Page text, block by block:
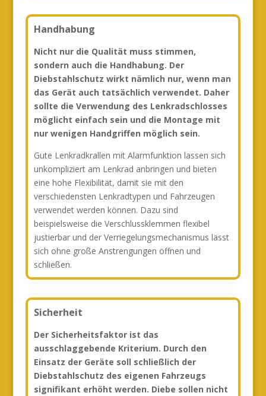
Handhabung
Nicht nur die Qualität muss stimmen,
sondern auch die Handhabung. Der
Diebstahlschutz wirkt nämlich nur, wenn man
das Gerät auch tatsächlich verwendet. Daher
sollte die Verwendung des Lenkradschlosses
möglicht einfach sein und die Montage mit
nur wenigen Handgriffen möglich sein.
Gute Lenkradkrallen mit Alarmfunktion lassen sich
unkompliziert am Lenkrad anbringen und bieten
eine hohe Flexibilität, damit sie mit den
verschiedensten Lenkradtypen und Fahrzeugen
verwendet werden können. Dazu sind
beispielsweise die Verschlussklemmen flexibel
justierbar und der Verriegelungsmechanismus lässt
sich ohne große Anstrengungen öffnen und
schließen.
Sicherheit
Der Sicherheitsfaktor ist das
ausschlaggebende Kriterium. Durch den
Einsatz der Geräte soll schließlich der
Diebstahlschutz des eigenen Fahrzeugs
signifikant erhöht werden. Diebe sollen nicht